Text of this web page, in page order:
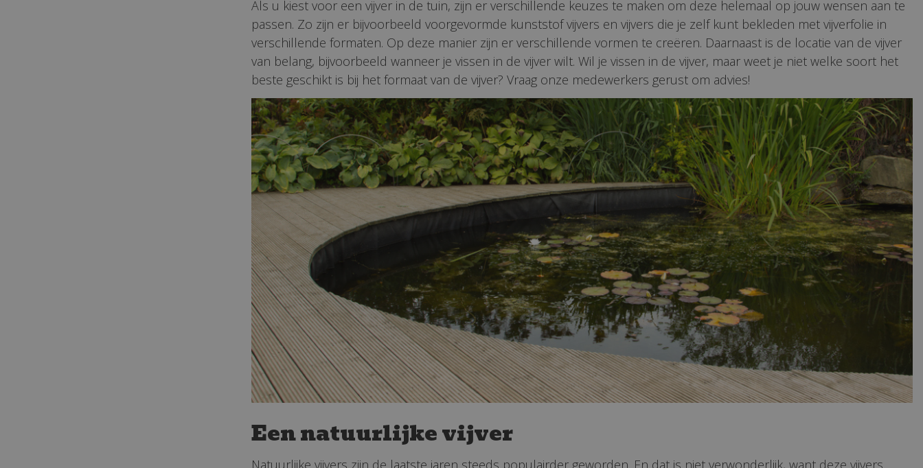
Als u kiest voor een vijver in de tuin, zijn er verschillende keuzes te maken om deze helemaal op jouw wensen aan te
passen. Zo zijn er bijvoorbeeld voorgevormde kunststof vijvers en vijvers die je zelf kunt bekleden met vijverfolie in
verschillende formaten. Op deze manier zijn er verschillende vormen te creëren. Daarnaast is de locatie van de vijver
van belang, bijvoorbeeld wanneer je vissen in de vijver wilt. Wil je vissen in de vijver, maar weet je niet welke soort het
beste geschikt is bij het formaat van de vijver? Vraag onze medewerkers gerust om advies!
Een natuurlijke vijver
Natuurlijke vijvers zijn de laatste jaren steeds populairder geworden. En dat is niet verwonderlijk, want deze vijvers